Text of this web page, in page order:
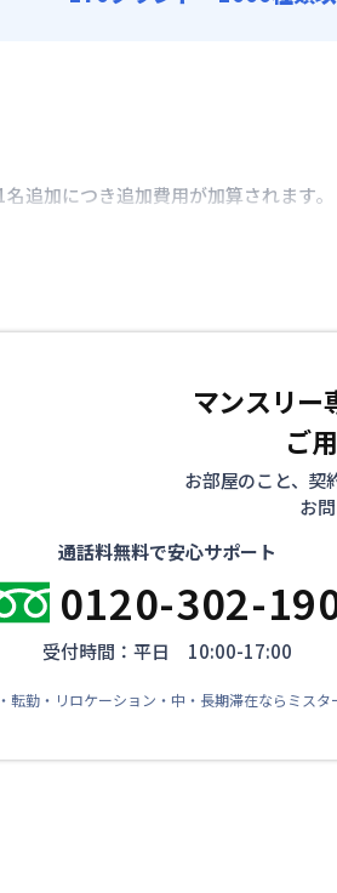
名追加につき追加費用が加算されます。
マンスリー
ご
お部屋のこと、契
お
通話料無料で安心サポート
0120-302-
受付時間：平日 10:00-17:00
転勤・リロケーション・中・長期滞在ならミス